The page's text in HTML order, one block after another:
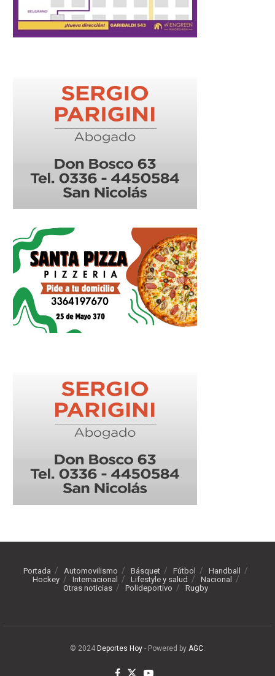
Portada Automovilismo Básquet Fútbol
Handball
Hockey
Internacional Lifestyle y salud
Nacional
Otras noticias
Polideportivo Rugby
© 2024 Deportes Hoy - Powered by AGC